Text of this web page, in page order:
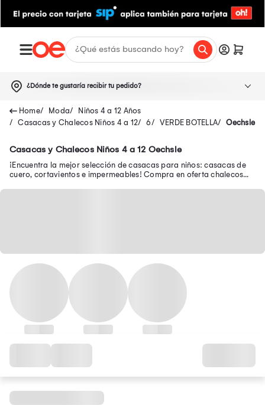
¿Dónde te gustaría recibir tu pedido?
Moda
Niños 4 a 12 Años
Casacas y Chalecos Niños 4 a 12
6 VERDE BOTELLA Oechsle
Casacas y Chalecos Niños 4 a 12 Oechsle
¡Encuentra la mejor selección de casacas para niños: casacas de
cuero, cortavientos e impermeables! Compra en oferta chalecos